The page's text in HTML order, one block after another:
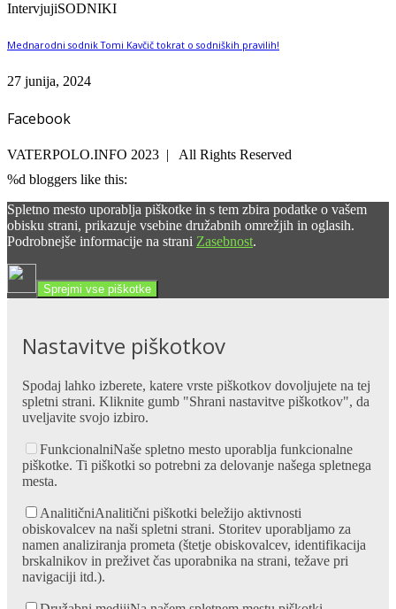
IntervjujiSODNIKI
Mednarodni sodnik Tomi Kavčič tokrat o sodniških pravilih!
27 junija, 2024
Facebook
VATERPOLO.INFO 2023 | All Rights Reserved
%d bloggers like this:
Spletno mesto uporablja piškotke in s tem zbira podatke o vašem
obisku strani, prikazuje vsebine družabnih omrežjih in oglasih.
Podrobnejše informacije na strani Zasebnost.
Sprejmi vse piškotke
Nastavitve piškotkov
Spodaj lahko izberete, katere vrste piškotkov dovoljujete na tej
spletni strani. Kliknite gumb "Shrani nastavitve piškotkov", da
uveljavite svojo izbiro.
FunkcionalniNaše spletno mesto uporablja funkcionalne
piškotke. Ti piškotki so potrebni za delovanje našega spletnega
mesta.
AnalitičniAnalitični piškotki beležijo aktivnosti
obiskovalcev na naši spletni strani. Storitev uporabljamo za
namen analiziranja prometa (štetje obiskovalcev, identifikacija
brskalnikov in preživet čas uporabnika na strani, težave pri
navigaciji itd.).